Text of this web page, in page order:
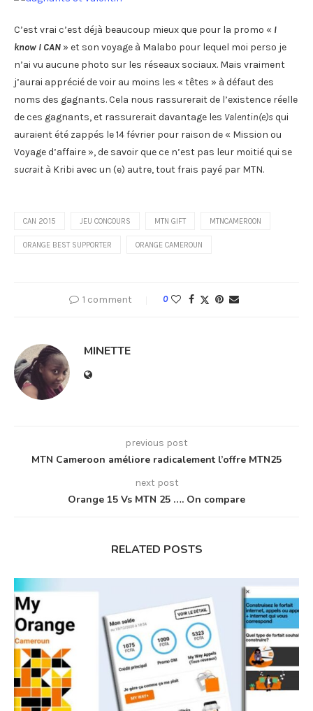
C’est vrai c’est déjà beaucoup mieux que pour la promo « I
know I CAN » et son voyage à Malabo pour lequel moi perso je
n’ai vu aucune photo sur les réseaux sociaux. Mais vraiment
j’aurai apprécié de voir au moins les « têtes » à défaut des
noms des gagnants. Cela nous rassurerait de l’existence réelle
de ces gagnants, et rassurerait davantage les Valentin(e)s qui
auraient été zappés le 14 février pour raison de « Mission ou
Voyage d’affaire », de savoir que ce n’est pas leur moitié qui se
sucrait à Kribi avec un (e) autre, tout frais payé par MTN.
CAN 2015 JEU CONCOURS MTN GIFT MTNCAMEROON
ORANGE BEST SUPPORTER ORANGE CAMEROUN
1 comment 0
MINETTE
previous post
MTN Cameroon améliore radicalement l’offre MTN25
next post
Orange 15 Vs MTN 25 …. On compare
RELATED POSTS